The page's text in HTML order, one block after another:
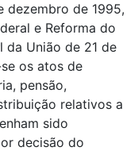
dezembro de 1995,
e Reforma do
da União de 21 de
os atos de
pensão,
relativos a
sido
decisão do